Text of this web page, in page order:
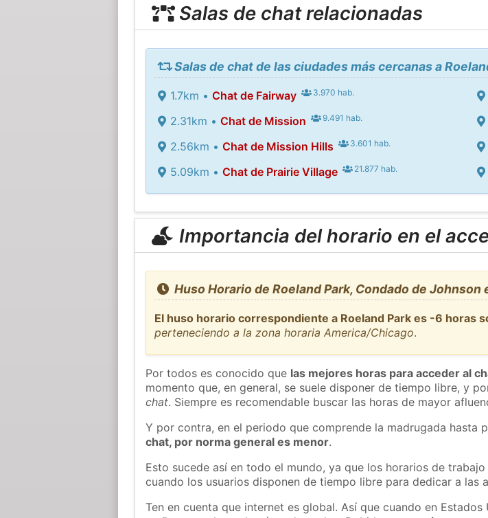
Salas de chat relacionadas
Salas de chat de las ciudades más cercanas a
1.7km • Chat de Fairway 3.970 hab.
2.31km • Chat de Mission 9.491 hab.
2.56km • Chat de Mission Hills 3.601 hab.
5.09km • Chat de Prairie Village 21.877 hab.
Importancia del horario en el
Huso Horario de Roeland Park, Condado de Johnson
El huso horario correspondiente a Roeland Park es -6 horas
perteneciendo a la zona horaria America/Chicago.
Por todos es conocido que las mejores horas para acceder al
momento que, en general, se suele disponer de tiempo libre, y
chat. Siempre es recomendable buscar las horas de mayor
Y por contra, en el periodo que comprende la madrugada hasta
chat, por norma general es menor.
Esto sucede así en todo el mundo, ya que los horarios de
cuando los usuarios disponen de tiempo libre para dedicar a las
Ten en cuenta que internet es global. Así que cuando en